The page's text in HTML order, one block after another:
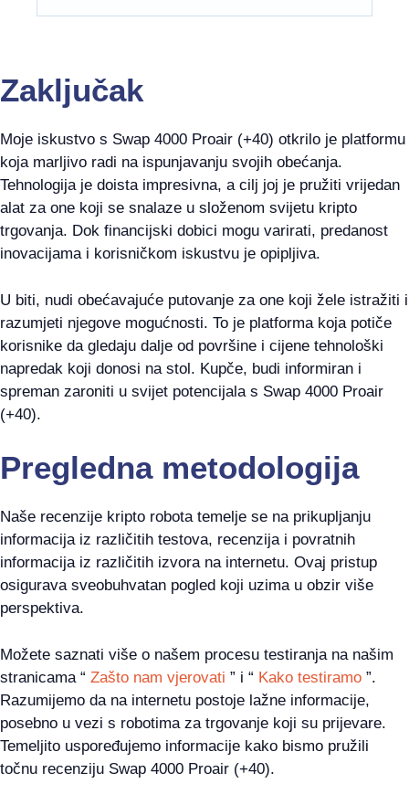
Zaključak
Moje iskustvo s Swap 4000 Proair (+40) otkrilo je platformu
koja marljivo radi na ispunjavanju svojih obećanja.
Tehnologija je doista impresivna, a cilj joj je pružiti vrijedan
alat za one koji se snalaze u složenom svijetu kripto
trgovanja. Dok financijski dobici mogu varirati, predanost
inovacijama i korisničkom iskustvu je opipljiva.
U biti, nudi obećavajuće putovanje za one koji žele istražiti i
razumjeti njegove mogućnosti. To je platforma koja potiče
korisnike da gledaju dalje od površine i cijene tehnološki
napredak koji donosi na stol. Kupče, budi informiran i
spreman zaroniti u svijet potencijala s Swap 4000 Proair
(+40).
Pregledna metodologija
Naše recenzije kripto robota temelje se na prikupljanju
informacija iz različitih testova, recenzija i povratnih
informacija iz različitih izvora na internetu. Ovaj pristup
osigurava sveobuhvatan pogled koji uzima u obzir više
perspektiva.
Možete saznati više o našem procesu testiranja na našim
stranicama “ Zašto nam vjerovati ” i “ Kako testiramo ”.
Razumijemo da na internetu postoje lažne informacije,
posebno u vezi s robotima za trgovanje koji su prijevare.
Temeljito uspoređujemo informacije kako bismo pružili
točnu recenziju Swap 4000 Proair (+40).